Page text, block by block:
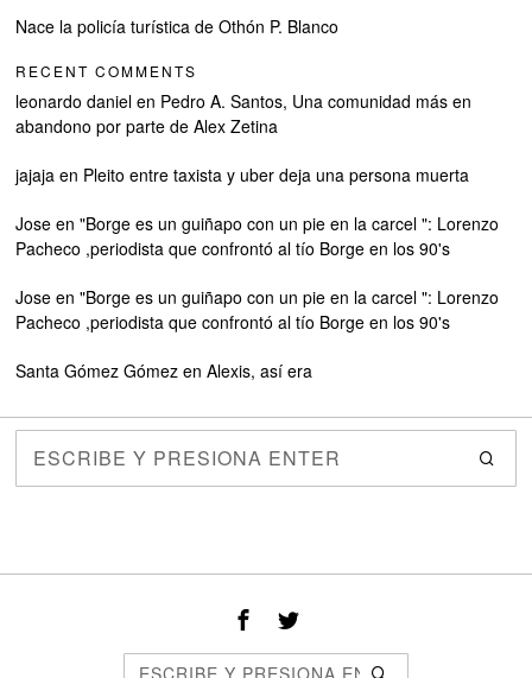
Nace la policía turística de Othón P. Blanco
RECENT COMMENTS
leonardo daniel en Pedro A. Santos, Una comunidad más en
abandono por parte de Alex Zetina
jajaja en Pleito entre taxista y uber deja una persona muerta
Jose en"Borge es un guiñapo con un pie en la carcel ": Lorenzo
Pacheco ,periodista que confrontó al tío Borge en los 90's
Jose en"Borge es un guiñapo con un pie en la carcel ": Lorenzo
Pacheco ,periodista que confrontó al tío Borge en los 90's
Santa Gómez Gómez enAlexis, así era